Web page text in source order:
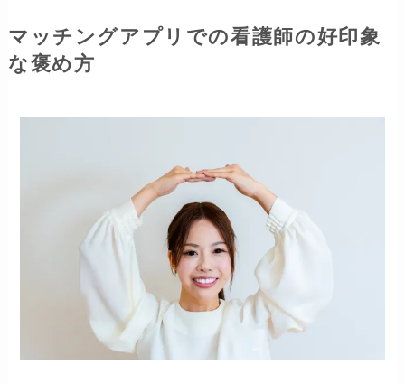
マッチングアプリでの看護師の好印象
な褒め方